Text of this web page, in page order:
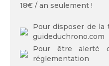
18€ / an seulement !
Pour disposer de la
guideduchrono.com
Pour être alerté
réglementation
Se souvenir de